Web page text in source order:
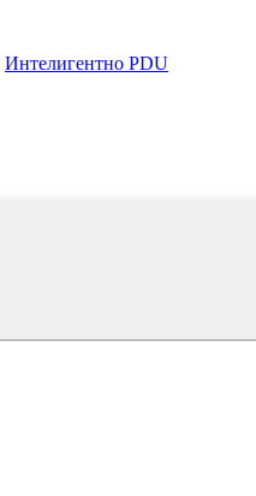
Интелигентно PDU